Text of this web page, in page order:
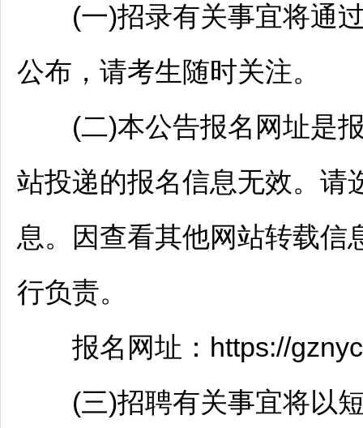
(一)招录有关事宜将通
公布，请考生随时关注。
(二)本公告报名网址是报
站投递的报名信息无效。请
息。因查看其他网站转载信
行负责。
报名网址：https://
(三)招聘有关事宜将以